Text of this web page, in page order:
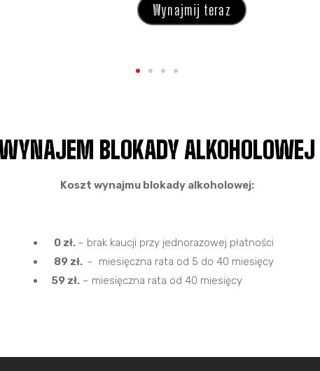
Wynajmij teraz
Wynajmij teraz
Wynajmij teraz
Wynajmij teraz
BLOKADY ALKOHOLOWEJ
Koszt wynajmu blokady alkoholowej:
0 zł. – brak kaucji przy jednorazowej płatności
89 zł. – miesięczna rata od 5 do 40 miesięcy
59 zł. – miesięczna rata od 40 miesięcy